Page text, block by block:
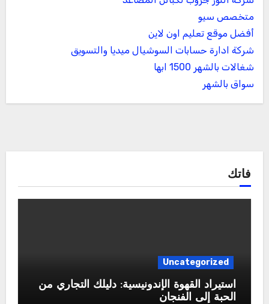
متخصص سيو
أفضل موقع تعليم اون لاين
شركة ادارة حسابات السوشيال ميديا والتسويق
شغالات بالشهر 1500 ابها
سواق بالشهر
فاتك
Uncategorized
استيراد القهوة الإندونيسية: دليلك التجاري من
الحبة إلى الفنجان